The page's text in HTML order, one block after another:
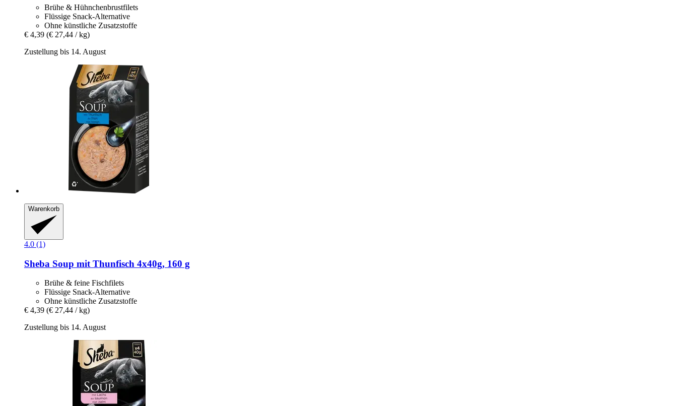
Brühe & Hühnchenbrustfilets
Flüssige Snack-Alternative
Ohne künstliche Zusatzstoffe
€ 4,39 (€ 27,44 / kg)
Zustellung bis 14. August
Warenkorb
4.0 (1)
Sheba Soup mit Thunfisch 4x40g, 160 g
Brühe & feine Fischfilets
Flüssige Snack-Alternative
Ohne künstliche Zusatzstoffe
€ 4,39 (€ 27,44 / kg)
Zustellung bis 14. August